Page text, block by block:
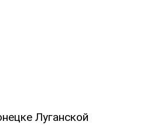
Луганской